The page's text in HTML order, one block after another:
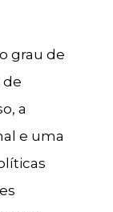
grau de
de
a
e uma